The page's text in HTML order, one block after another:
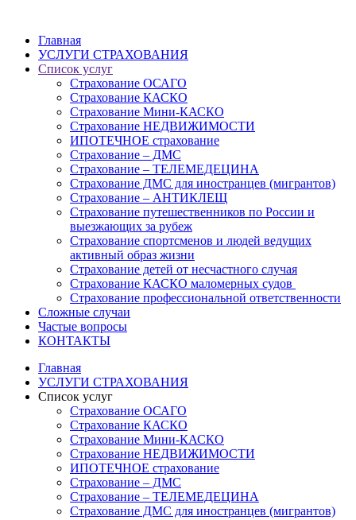
Главная
УСЛУГИ СТРАХОВАНИЯ
Список услуг
Страхование ОСАГО
Страхование КАСКО
Страхование Мини-КАСКО
Страхование НЕДВИЖИМОСТИ
ИПОТЕЧНОЕ страхование
Страхование – ДМС
Страхование – ТЕЛЕМЕДЕЦИНА
Страхование ДМС для иностранцев (мигрантов)
Страхование – АНТИКЛЕЩ
Страхование путешественников по России и
выезжающих за рубеж
Страхование спортсменов и людей ведущих
активный образ жизни
Страхование детей от несчастного случая
Страхование КАСКО маломерных судов
Страхование профессиональной ответственности
Сложные случаи
Частые вопросы
КОНТАКТЫ
Главная
УСЛУГИ СТРАХОВАНИЯ
Список услуг
Страхование ОСАГО
Страхование КАСКО
Страхование Мини-КАСКО
Страхование НЕДВИЖИМОСТИ
ИПОТЕЧНОЕ страхование
Страхование – ДМС
Страхование – ТЕЛЕМЕДЕЦИНА
Страхование ДМС для иностранцев (мигрантов)